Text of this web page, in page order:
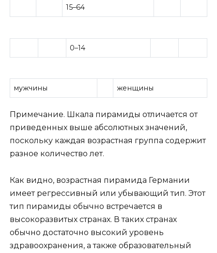
15–64
0–14
мужчины женщины
Примечание. Шкала пирамиды отличается от
приведенных выше абсолютных значений,
поскольку каждая возрастная группа содержит
разное количество лет.
Как видно, возрастная пирамида Германии
имеет регрессивный или убывающий тип. Этот
тип пирамиды обычно встречается в
высокоразвитых странах. В таких странах
обычно достаточно высокий уровень
здравоохранения, а также образовательный